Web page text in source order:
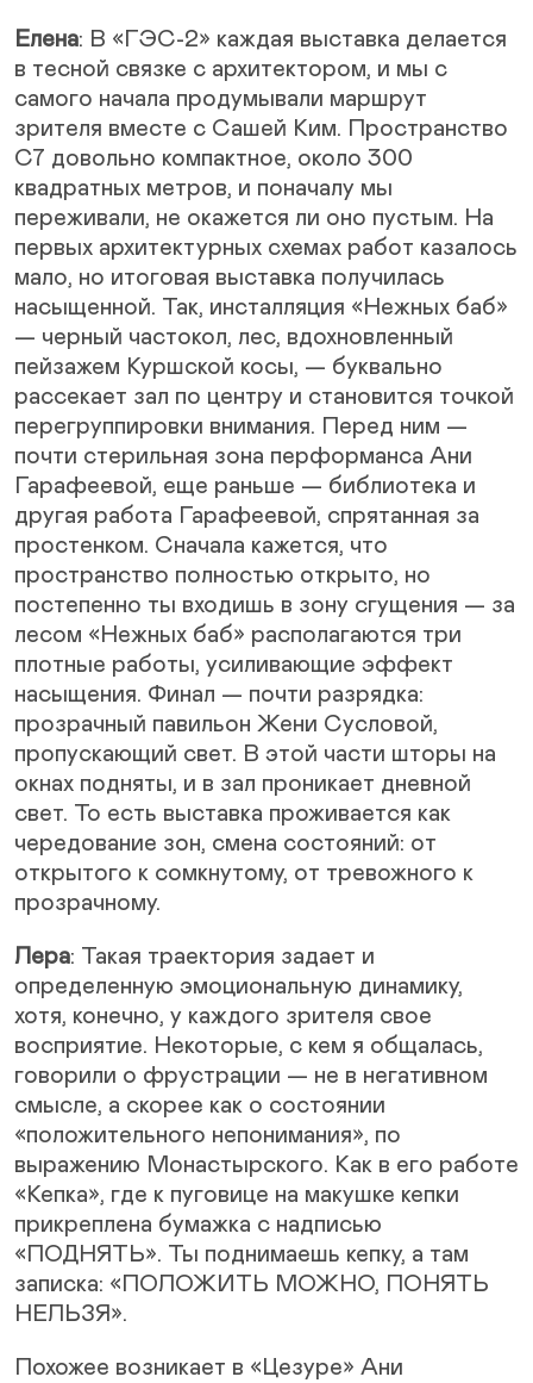
Елена: В «ГЭС-2» каждая выставка делается
в тесной связке с архитектором, и мы с
самого начала продумывали маршрут
зрителя вместе с Сашей Ким. Пространство
С7 довольно компактное, около 300
квадратных метров, и поначалу мы
переживали, не окажется ли оно пустым. На
первых архитектурных схемах работ казалось
мало, но итоговая выставка получилась
насыщенной. Так, инсталляция «Нежных баб»
— черный частокол, лес, вдохновленный
пейзажем Куршской косы, — буквально
рассекает зал по центру и становится точкой
перегруппировки внимания. Перед ним —
почти стерильная зона перформанса Ани
Гарафеевой, еще раньше — библиотека и
другая работа Гарафеевой, спрятанная за
простенком. Сначала кажется, что
пространство полностью открыто, но
постепенно ты входишь в зону сгущения — за
лесом «Нежных баб» располагаются три
плотные работы, усиливающие эффект
насыщения. Финал — почти разрядка:
прозрачный павильон Жени Сусловой,
пропускающий свет. В этой части шторы на
окнах подняты, и в зал проникает дневной
свет. То есть выставка проживается как
чередование зон, смена состояний: от
открытого к сомкнутому, от тревожного к
прозрачному.
Лера: Такая траектория задает и
определенную эмоциональную динамику,
хотя, конечно, у каждого зрителя свое
восприятие. Некоторые, с кем я общалась,
говорили о фрустрации — не в негативном
смысле, а скорее как о состоянии
«положительного непонимания», по
выражению Монастырского. Как в его работе
«Кепка», где к пуговице на макушке кепки
прикреплена бумажка с надписью
«ПОДНЯТЬ». Ты поднимаешь кепку, а там
записка: «ПОЛОЖИТЬ МОЖНО, ПОНЯТЬ
НЕЛЬЗЯ».
Похожее возникает в «Цезуре» Ани